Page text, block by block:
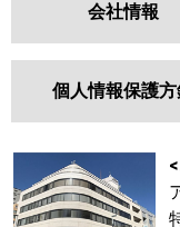
会社情報
個人情報保護